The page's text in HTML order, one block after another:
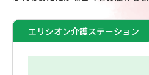
エリシオン介護ステーション